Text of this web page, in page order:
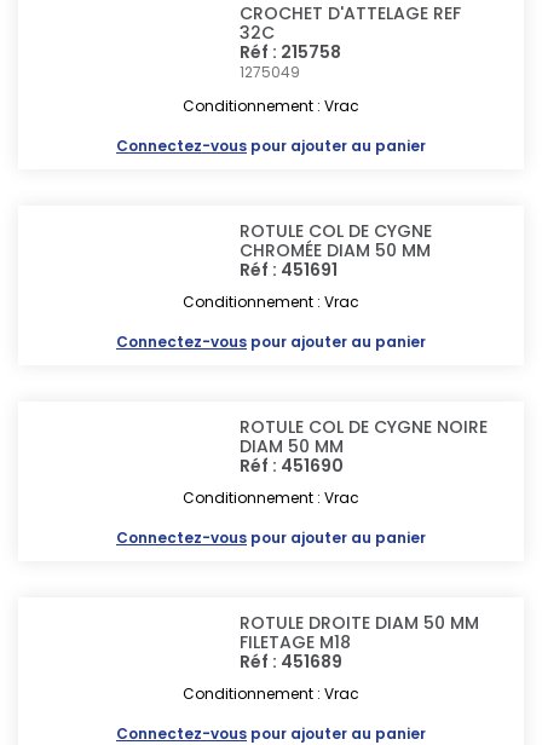
CROCHET D'ATTELAGE REF
32C
Réf : 215758
1275049
Conditionnement : Vrac
Connectez-vous pour ajouter au panier
ROTULE COL DE CYGNE
CHROMÉE DIAM 50 MM
Réf : 451691
Conditionnement : Vrac
Connectez-vous pour ajouter au panier
ROTULE COL DE CYGNE NOIRE
DIAM 50 MM
Réf : 451690
Conditionnement : Vrac
Connectez-vous pour ajouter au panier
ROTULE DROITE DIAM 50 MM
FILETAGE M18
Réf : 451689
Conditionnement : Vrac
Connectez-vous pour ajouter au panier